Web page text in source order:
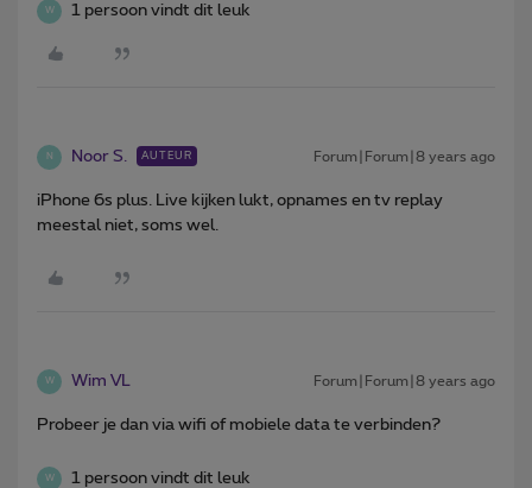
W 1 persoon vindt dit leuk
N Noor S. AUTEUR Forum|Forum|8 years ago
iPhone 6s plus. Live kijken lukt, opnames en tv replay
meestal niet, soms wel.
W Wim VL Forum|Forum|8 years ago
Probeer je dan via wifi of mobiele data te verbinden?
W 1 persoon vindt dit leuk